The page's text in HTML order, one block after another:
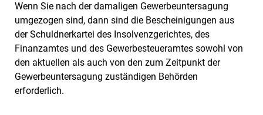
Wenn Sie nach der damaligen Gewerbeuntersagung
umgezogen sind, dann sind die Bescheinigungen aus
der Schuldnerkartei des Insolvenzgerichtes, des
Finanzamtes und des Gewerbesteueramtes sowohl von
den aktuellen als auch von den zum Zeitpunkt der
Gewerbeuntersagung zuständigen Behörden
erforderlich.